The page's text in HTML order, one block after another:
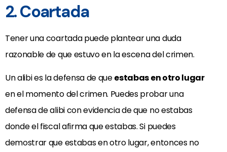
2. Coartada
Tener una coartada puede plantear una duda
razonable de que estuvo en la escena del crimen.
Un alibi es la defensa de queestabas en otro lugar
en el momento del crimen. Puedes probar una
defensa de alibi con evidencia de que no estabas
donde el fiscal afirma que estabas. Si puedes
demostrar que estabas en otro lugar, entonces no